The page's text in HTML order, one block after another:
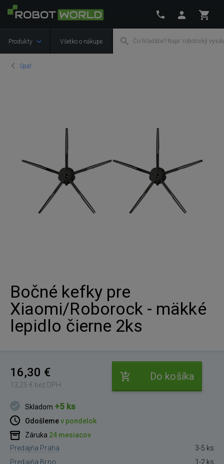
Produkty Všetko o nákupe
Späť
Bočné kefky pre
Xiaomi/Roborock - mäkké
lepidlo čierne 2ks
16,30 €
13,25 € bez DPH
Do košíka
Skladom +5 ks
Odošlemev pondelok
Záruka 24 mesiacov
Predajňa Praha
3-5 ks
Predajňa Brno
1-2 ks